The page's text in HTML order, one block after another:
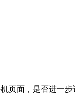
页面，是否进一步